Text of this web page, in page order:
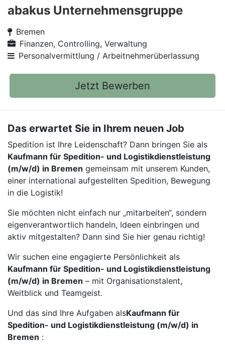
abakus Unternehmensgruppe
Bremen
Finanzen, Controlling, Verwaltung
Personalvermittlung / Arbeitnehmerüberlassung
Jetzt Bewerben
Das erwartet Sie in Ihrem neuen Job
Spedition ist Ihre Leidenschaft? Dann bringen Sie als
Kaufmann für Spedition- und Logistikdienstleistung
(m/w/d) in Bremen gemeinsam mit unserem Kunden,
einer international aufgestellten Spedition, Bewegung
in die Logistik!
Sie möchten nicht einfach nur „mitarbeiten“, sondern
eigenverantwortlich handeln, Ideen einbringen und
aktiv mitgestalten? Dann sind Sie hier genau richtig!
Wir suchen eine engagierte Persönlichkeit als
Kaufmann für Spedition- und Logistikdienstleistung
(m/w/d) in Bremen – mit Organisationstalent,
Weitblick und Teamgeist.
Und das sind Ihre Aufgaben alsKaufmann für
Spedition- und Logistikdienstleistung (m/w/d) in
Bremen :